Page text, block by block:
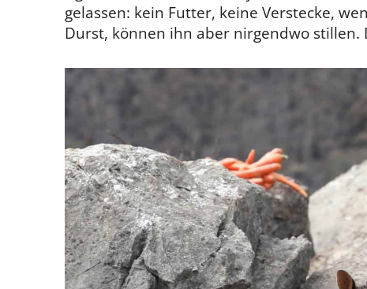
gelassen: kein Futter, keine Verstecke,
Durst, können ihn aber nirgendwo stillen.